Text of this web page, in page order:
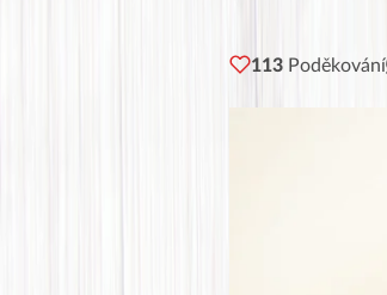
113 Poděkování